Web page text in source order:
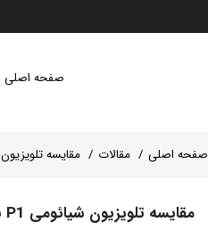
صفحه اصلی
صفحه اصلی مقالات مقایسه تلویزیون
مقایسه تلویزیون شیائومی P1 با تلویزیون شیائومی Redmi X